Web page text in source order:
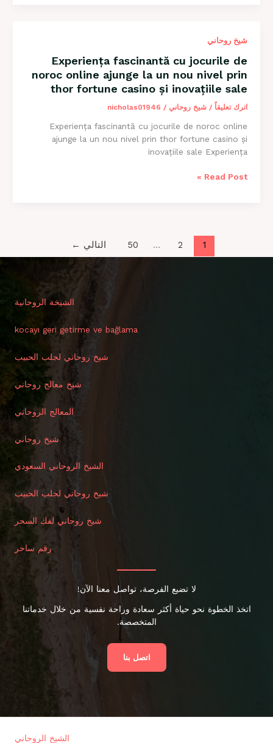
ahol
tyúk
átkelése
a
legnehezebb
számít
شيخ روحاني
Experiența fascinantă cu jocurile de
noroc online ajunge la un nou nivel prin
thor fortune casino și inovațiile sale
اترك تعليقاً / شيخ روحاني/
nicholas01946
Experiența fascinantă cu jocurile de noroc online
ajunge la un nou nivel prin thor fortune casino și
inovațiile sale Experiența
Experiența
Read Post »
1
2
…
50 التالي ←
الشيخة الروحانية
kocayı geri getirme ve bağlama
شيخ روحاني لجلب الحبيب
شيخ معالج روحاني
المعالج الروحاني
شيخ روحاني
الشيخ الروحاني السعودي
شيخ روحاني لجلب الحبيب
شيخ روحاني لفك السحر
رقم ساحر
لا تضيع الفرصة، تواصل معنا الآن!
اتخذ الخطوة نحو حياة أكثر سعادة وراحة نفسية من خلال خدماتنا
المتخصصة.
اتصل بنا
الشيخ الروحاني